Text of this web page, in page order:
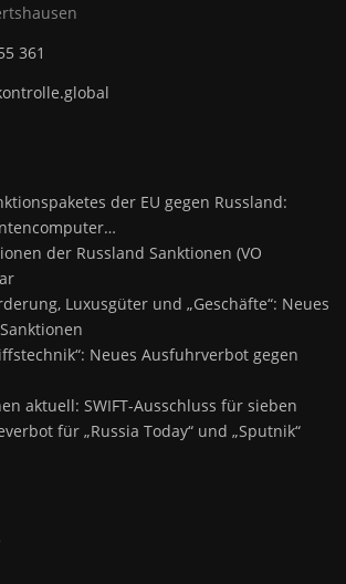
361
der EU gegen Russland:
der Russland Sanktionen (VO
Luxusgüter und „Geschäfte“: Neues
Neues Ausfuhrverbot gegen
aktuell: SWIFT-Ausschluss für sieben
für „Russia Today“ und „Sputnik“